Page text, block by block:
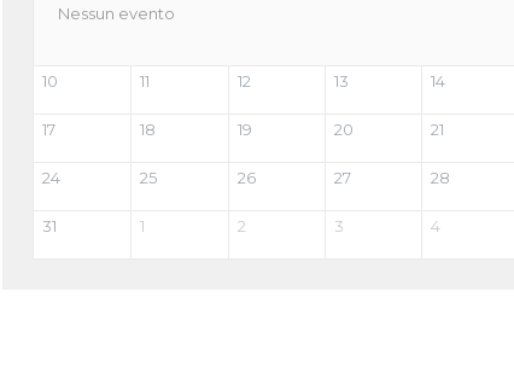
Nessun evento
10 11 12 13 14
17 18 19 20 21
24 25 26 27 28
31 1 2 3 4